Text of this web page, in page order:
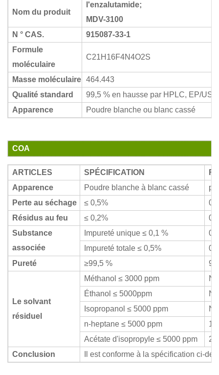
Nom du produit
l'enzalutamide;
MDV-3100
N ° CAS.
915087-33-1
Formule
moléculaire
C21H16F4N4O2S
Masse moléculaire 464.443
Qualité standard
99,5 % en hausse par HPLC, EP/USP
Apparence
Poudre blanche ou blanc cassé
COA
ARTICLES SPÉCIFICATION
Apparence
Poudre blanche à blanc cassé
Perte au séchage
≤ 0,5%
Résidus au feu
≤ 0,2%
Substance
associée
Impureté unique ≤ 0,1 %
Impureté totale ≤ 0,5%
Pureté
≥99,5 %
Le solvant
résiduel
Méthanol ≤ 3000 ppm
Éthanol ≤ 5000ppm
Isopropanol ≤ 5000 ppm
n-heptane ≤ 5000 ppm
Acétate d'isopropyle ≤ 5000 ppm
Conclusion
Il est conforme à la spécification ci-